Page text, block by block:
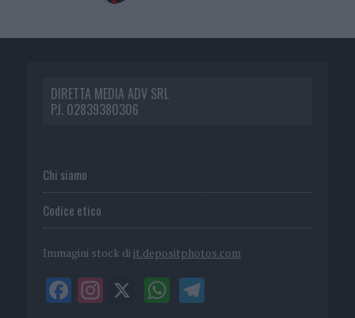
DIRETTA MEDIA ADV SRL
P.I. 02839380306
Chi siamo
Codice etico
Immagini stock di it.depositphotos.com